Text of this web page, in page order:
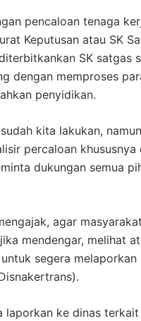
pencaloan tenaga
Keputusan atau SK
SK satgas
dengan memproses
penyidikan.
kita lakukan,
percaloan
dukungan semua
agar
mendengar, melihat
segera
laporkan ke dinas